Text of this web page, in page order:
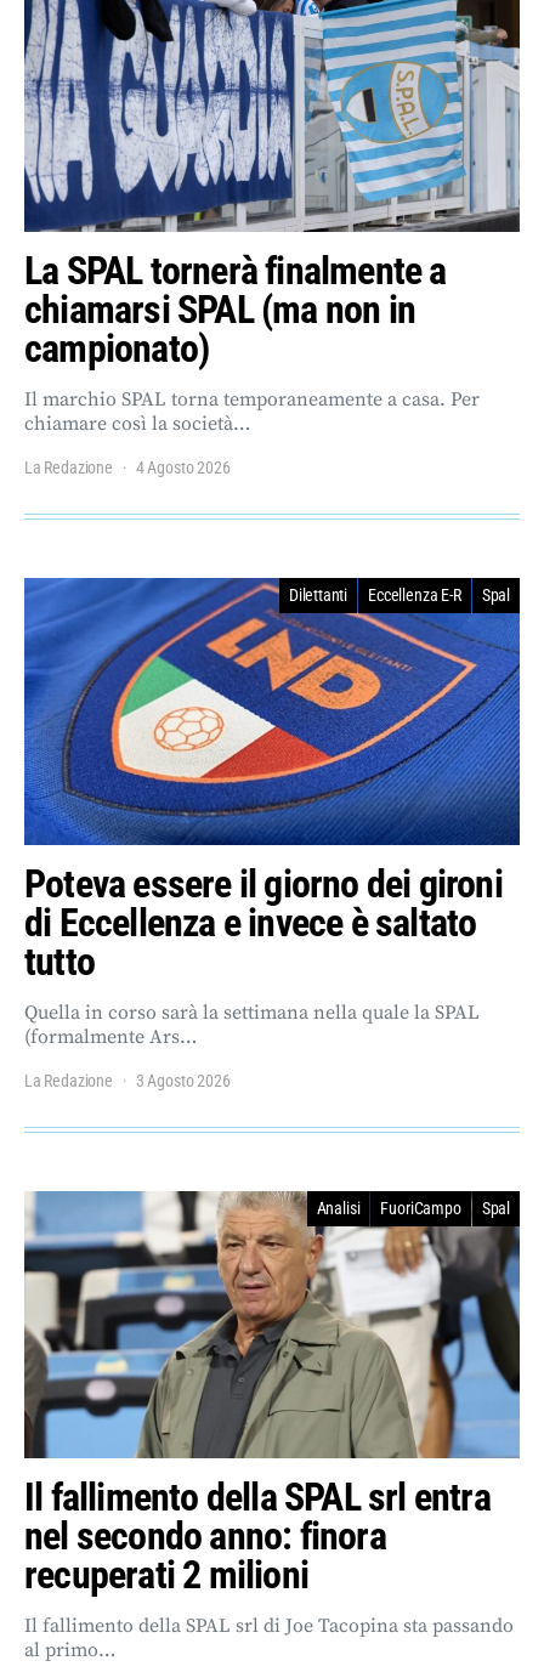
La SPAL tornerà finalmente a
chiamarsi SPAL (ma non in
campionato)
Il marchio SPAL torna temporaneamente a casa. Per
chiamare così la società…
La Redazione 4 Agosto 2026
Dilettanti Eccellenza E-R Spal
Poteva essere il giorno dei gironi
di Eccellenza e invece è saltato
tutto
Quella in corso sarà la settimana nella quale la SPAL
(formalmente Ars…
La Redazione 3 Agosto 2026
Analisi FuoriCampo Spal
Il fallimento della SPAL srl entra
nel secondo anno: finora
recuperati 2 milioni
Il fallimento della SPAL srl di Joe Tacopina sta passando
al primo…